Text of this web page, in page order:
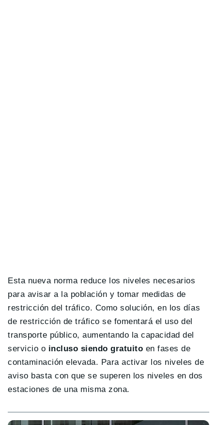
Esta nueva norma reduce los niveles necesarios
para avisar a la población y tomar medidas de
restricción del tráfico. Como solución, en los días
de restricción de tráfico se fomentará el uso del
transporte público, aumentando la capacidad del
servicio o incluso siendo gratuito en fases de
contaminación elevada. Para activar los niveles de
aviso basta con que se superen los niveles en dos
estaciones de una misma zona.